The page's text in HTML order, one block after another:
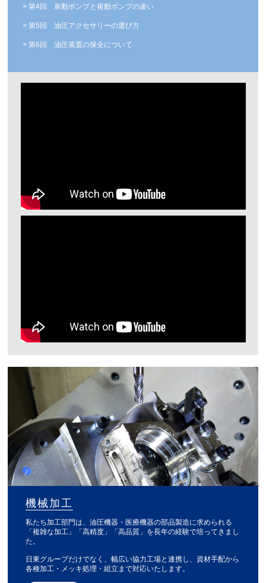
第4回 単動ポンプと複動ポンプの違い
第5回 油圧アクセサリーの選び方
第6回 油圧装置の保全について
機械加工
私たち加工部門は、油圧機器・医療機器の部品製造に求められる
「複雑な加工」「高精度」「高品質」を長年の経験で培ってきまし
た。
日東グループだけでなく、幅広い協力工場と連携し、資材手配から
各種加工・メッキ処理・組立まで対応いたします。